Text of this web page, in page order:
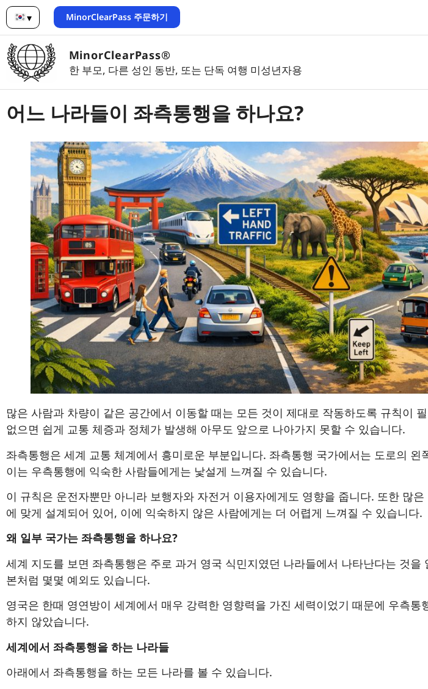
▾
한국어
MinorClearPass 주문하기
MinorClearPass®
한 부모, 다른 성인 동반, 또는 단독 여행 미성년자용
어느 나라들이 좌측통행을 하나요?
많은 사람과 차량이 같은 공간에서 이동할 때는 모든 것이 제대로 작동하도록 규칙이
없으면 쉽게 교통 체증과 정체가 발생해 아무도 앞으로 나아가지 못할 수 있습니다.
좌측통행은 세계 교통 체계에서 흥미로운 부분입니다. 좌측통행 국가에서는 도로의 왼
이는 우측통행에 익숙한 사람들에게는 낯설게 느껴질 수 있습니다.
이 규칙은 운전자뿐만 아니라 보행자와 자전거 이용자에게도 영향을 줍니다. 또한 많은
에 맞게 설계되어 있어, 이에 익숙하지 않은 사람에게는 더 어렵게 느껴질 수 있습니다.
왜 일부 국가는 좌측통행을 하나요?
세계 지도를 보면 좌측통행은 주로 과거 영국 식민지였던 나라들에서 나타난다는 것을
본처럼 몇몇 예외도 있습니다.
영국은 한때 영연방이 세계에서 매우 강력한 영향력을 가진 세력이었기 때문에 우측통
하지 않았습니다.
세계에서 좌측통행을 하는 나라들
아래에서 좌측통행을 하는 모든 나라를 볼 수 있습니다.